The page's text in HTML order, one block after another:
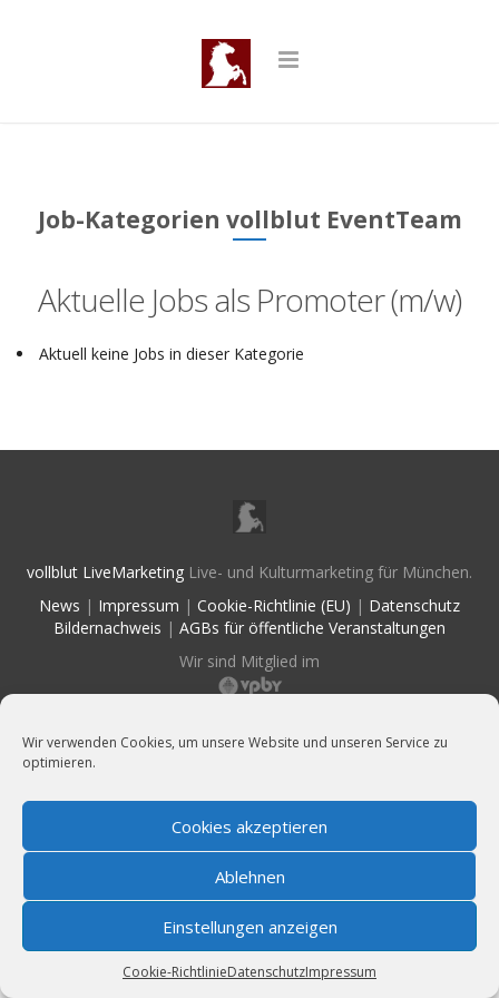
Wir verwenden Cookies, um unsere Website und unseren Service zu
optimieren.
Cookies akzeptieren
Ablehnen
Einstellungen anzeigen
Cookie-RichtlinieDatenschutzImpressum
Job-Kategorien vollblut EventTeam
Aktuelle Jobs als Promoter (m/w)
Aktuell keine Jobs in dieser Kategorie
vollblut LiveMarketing Live- und Kulturmarketing für München.
News | Impressum | Cookie-Richtlinie (EU) | Datenschutz
Bildernachweis | AGBs für öffentliche Veranstaltungen
Wir sind Mitglied im